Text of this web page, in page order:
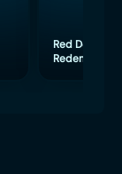
Red Dead
Redemption